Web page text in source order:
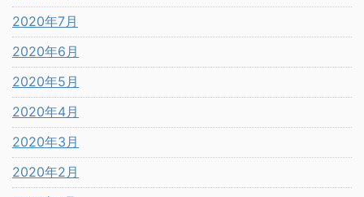
2020年7月
2020年6月
2020年5月
2020年4月
2020年3月
2020年2月